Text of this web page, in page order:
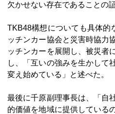
欠かせない存在であることの
TKB48構想についても具体的
ッチンカー協会と災害時協力
ッチンカーを展開し、被災者
し、「互いの強みを生かして
変え始めている」と述べた。
最後に千原副理事長は、「自
的価値を地域に提供している